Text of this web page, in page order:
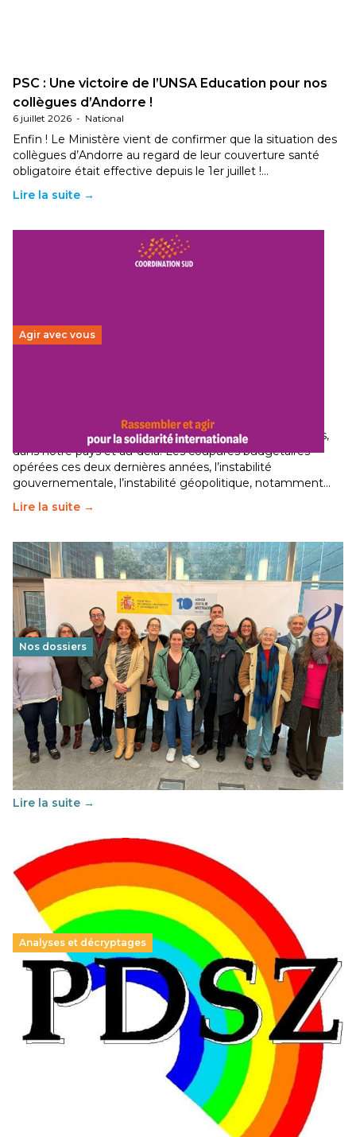
PSC : Une victoire de l’UNSA Education pour nos
collègues d’Andorre !
6 juillet 2026 - National
Enfin ! Le Ministère vient de confirmer que la situation des
collègues d’Andorre au regard de leur couverture santé
obligatoire était effective depuis le 1er juillet !…
Lire la suite →
Agir avec vous
Le secteur humanitaire connaît des difficultés profondes,
dans notre pays et au-delà. Les coupures budgétaires
opérées ces deux dernières années, l’instabilité
gouvernementale, l’instabilité géopolitique, notamment…
Lire la suite →
Nos dossiers
Éducation au vivre-ensemble : un échange croisé
franco-espagnol pour changer d’approche
29 juin 2026-National
Cette année, l'UNSA Éducation a mené un projet Erasmus
soutenu par l'union Européenne et centré sur l'éducation
au vivre-ensemble : quelles différences entre la France…
Lire la suite →
Analyses et décryptages
Hongrie : du changement pour les politiques
éducatives, aussi !
25 juin 2026
En Hongrie, le conservateur Peter Magyar et son parti
Tisza "Respect et liberté" ont remporté une large victoire,
contre le premier ministre sortant, Viktor Orban,…